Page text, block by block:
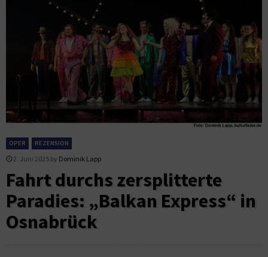
OPER REZENSION
2. Juni 2025 by Dominik Lapp
Fahrt durchs zersplitterte
Paradies: „Balkan Express“ in
Osnabrück